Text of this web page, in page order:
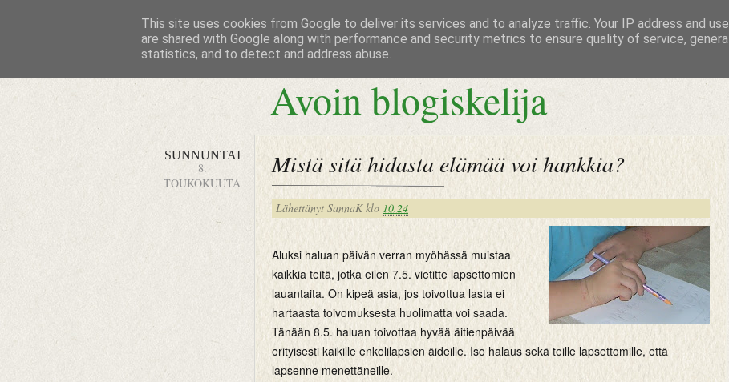
Avoin blogiskelija
SUNNUNTAI
8.
TOUKOKUUTA
Mistä sitä hidasta elämää voi hankkia?
Lähettänyt SannaK klo 10.24
Aluksi haluan päivän verran myöhässä muistaa
kaikkia teitä, jotka eilen 7.5. vietitte lapsettomien
lauantaita. On kipeä asia, jos toivottua lasta ei
hartaasta toivomuksesta huolimatta voi saada.
Tänään 8.5. haluan toivottaa hyvää äitienpäivää
erityisesti kaikille enkelilapsien äideille. Iso halaus sekä teille lapsettomille, että
lapsenne menettäneille.
This site uses cookies from Google to deliver its services and to analyze traffic. Your IP address and
are shared with Google along with performance and security metrics to ensure quality of service,
statistics, and to detect and address abuse.